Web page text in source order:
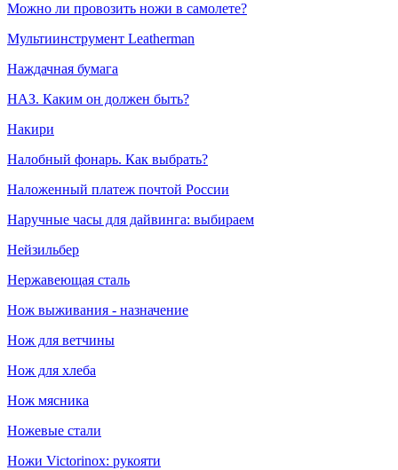
Можно ли провозить ножи в самолете?
Мультиинструмент Leatherman
Наждачная бумага
НАЗ. Каким он должен быть?
Накири
Налобный фонарь. Как выбрать?
Наложенный платеж почтой России
Наручные часы для дайвинга: выбираем
Нейзильбер
Нержавеющая сталь
Нож выживания - назначение
Нож для ветчины
Нож для хлеба
Нож мясника
Ножевые стали
Ножи Victorinox: рукояти